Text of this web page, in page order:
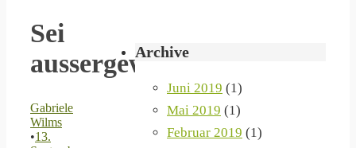
Sei
aussergewöhnlich
Gabriele
Wilms
•13.
Archive
Juni 2019 (1)
Mai 2019 (1)
Februar 2019 (1)